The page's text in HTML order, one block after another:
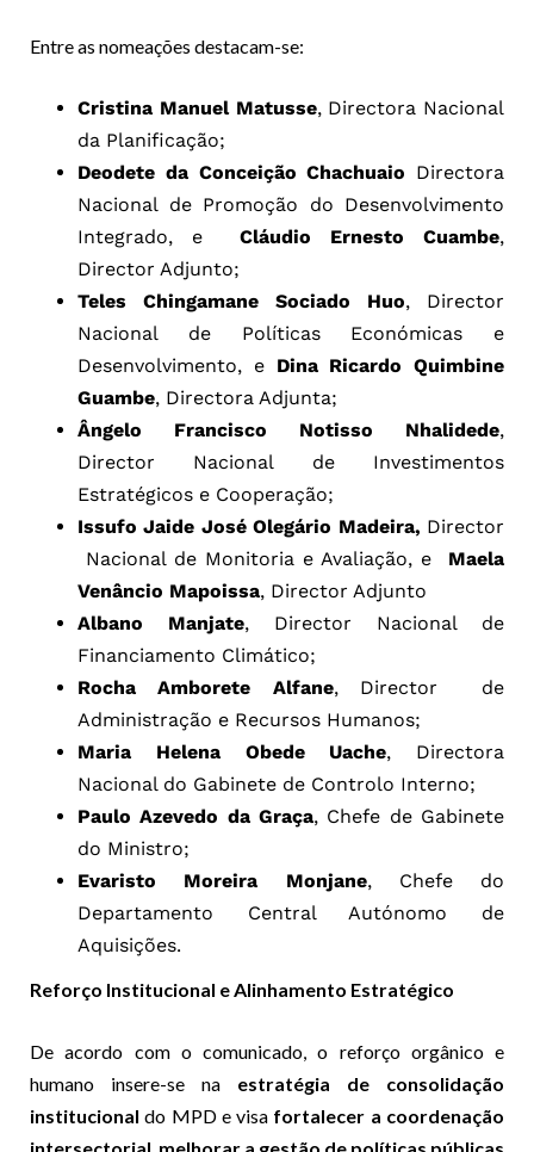
Entre as nomeações destacam-se:
Cristina Manuel Matusse, Directora Nacional
da Planificação;
Deodete da Conceição Chachuaio Directora
Nacional de Promoção do Desenvolvimento
Integrado, eCláudio Ernesto Cuambe,
Director Adjunto;
Teles Chingamane Sociado Huo, Director
Nacional de Políticas Económicas e
Desenvolvimento, e Dina Ricardo Quimbine
Guambe, Directora Adjunta;
Ângelo Francisco Notisso Nhalidede,
Director Nacional de Investimentos
Estratégicos e Cooperação;
Issufo Jaide José Olegário Madeira, Director
Nacional de Monitoria e Avaliação, e Maela
Venâncio Mapoissa, Director Adjunto
Albano Manjate, Director Nacional de
Financiamento Climático;
Rocha Amborete Alfane, Director de
Administração e Recursos Humanos;
Maria Helena Obede Uache, Directora
Nacional do Gabinete de Controlo Interno;
Paulo Azevedo da Graça, Chefe de Gabinete
do Ministro;
Evaristo Moreira Monjane, Chefe do
Departamento Central Autónomo de
Aquisições.
Reforço Institucional e Alinhamento Estratégico
De acordo com o comunicado, o reforço orgânico e
humano insere-se na estratégia de consolidação
institucional do MPD e visa fortalecer a coordenação